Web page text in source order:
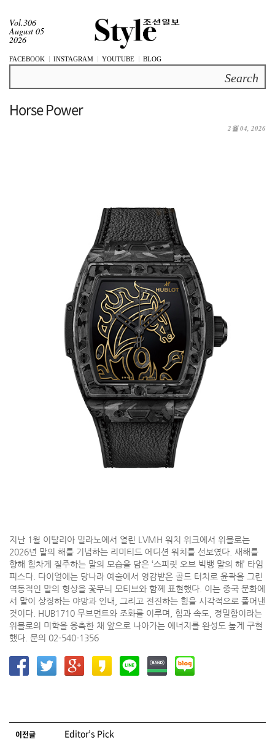
Vol.306
August 05
2026
FACEBOOK INSTAGRAM YOUTUBE BLOG
Horse Power
2월 04, 2026
지난 1월 이탈리아 밀라노에서 열린 LVMH 워치 위크에서 위블로는
2026년 말의 해를 기념하는 리미티드 에디션 워치를 선보였다. 새해를
향해 힘차게 질주하는 말의 모습을 담은 ‘스피릿 오브 빅뱅 말의 해’ 타임
피스다. 다이얼에는 당나라 예술에서 영감받은 골드 터치로 윤곽을 그린
역동적인 말의 형상을 꽃무늬 모티브와 함께 표현했다. 이는 중국 문화에
서 말이 상징하는 야망과 인내, 그리고 전진하는 힘을 시각적으로 풀어낸
것이다. HUB1710 무브먼트와 조화를 이루며, 힘과 속도, 정밀함이라는
위블로의 미학을 응축한 채 앞으로 나아가는 에너지를 완성도 높게 구현
했다. 문의 02-540-1356
글 네비게이션
이전글 Editor’s Pick